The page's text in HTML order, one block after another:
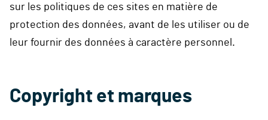
sur les politiques de ces sites en matière de
protection des données, avant de les utiliser ou de
leur fournir des données à caractère personnel.
Copyright et marques